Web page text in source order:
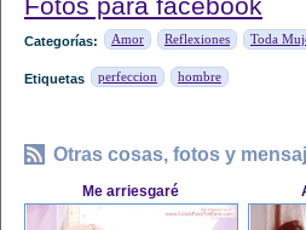
Categorías: Amor Reflexiones Toda
Etiquetas perfeccion hombre
Otras cosas, fotos y
Me arriesgaré